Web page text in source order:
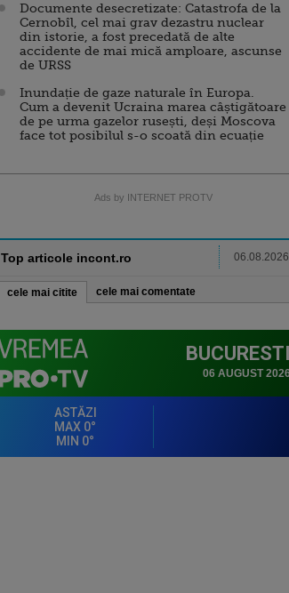
Documente desecretizate: Catastrofa de la
Cernobîl, cel mai grav dezastru nuclear
din istorie, a fost precedată de alte
accidente de mai mică amploare, ascunse
de URSS
Inundație de gaze naturale în Europa.
Cum a devenit Ucraina marea câștigătoare
de pe urma gazelor rusești, deși Moscova
face tot posibilul s-o scoată din ecuație
Ads by INTERNET PROTV
Top articole incont.ro 06.08.2026
cele mai citite cele mai comentate